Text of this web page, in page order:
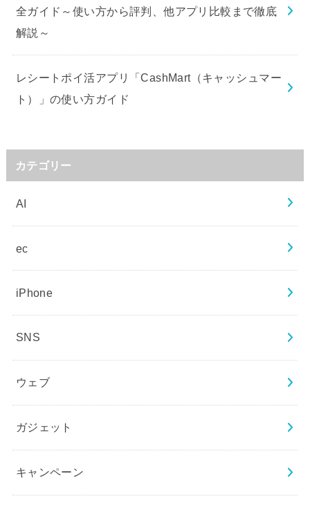
全ガイド～使い方から評判、他アプリ比較まで徹底
解説～
レシートポイ活アプリ「CashMart（キャッシュマー
ト）」の使い方ガイド
カテゴリー
AI
ec
iPhone
SNS
ウェブ
ガジェット
キャンペーン